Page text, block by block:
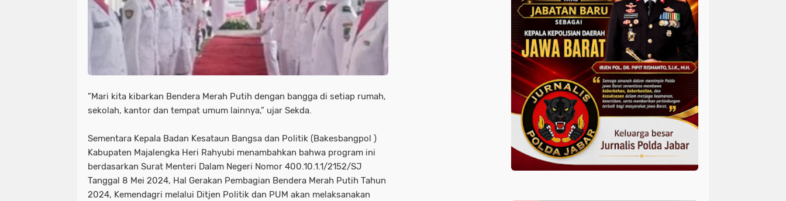
”Mari kita kibarkan Bendera Merah Putih dengan bangga di setiap rumah,
sekolah, kantor dan tempat umum lainnya,” ujar Sekda.
Sementara Kepala Badan Kesataun Bangsa dan Politik (Bakesbangpol )
Kabupaten Majalengka Heri Rahyubi menambahkan bahwa program ini
berdasarkan Surat Menteri Dalam Negeri Nomor 400.10.1.1/2152/SJ
Tanggal 8 Mei 2024, Hal Gerakan Pembagian Bendera Merah Putih Tahun
2024, Kemendagri melalui Ditjen Politik dan PUM akan melaksanakan